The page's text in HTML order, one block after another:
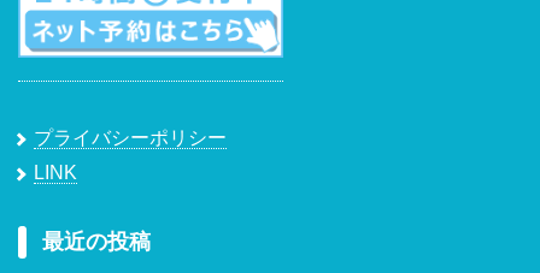
プライバシーポリシー
LINK
最近の投稿